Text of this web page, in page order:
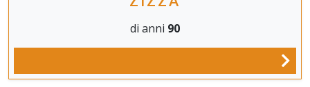
di anni 90